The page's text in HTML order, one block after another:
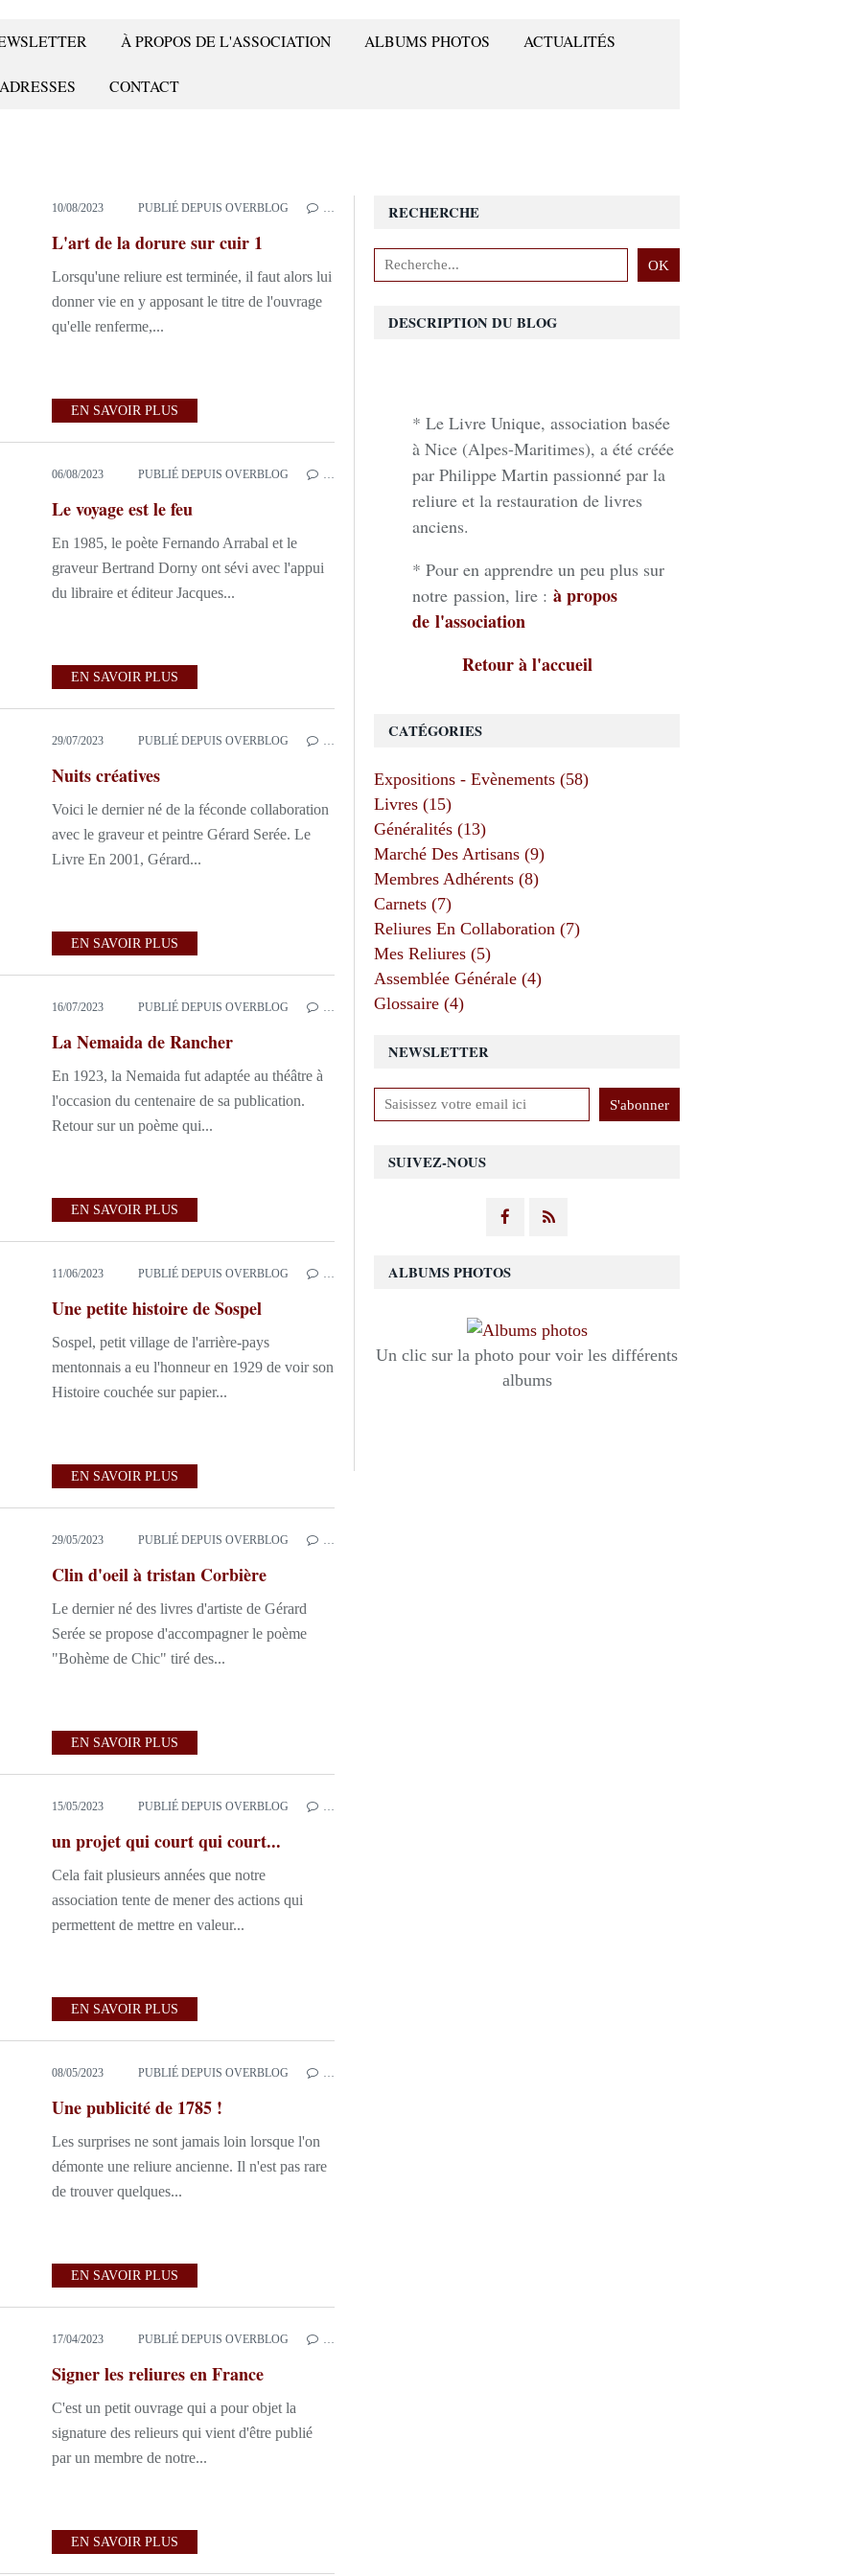
À PROPOS DE L'ASSOCIATION ALBUMS PHOTOS ACTUALITÉS
CONTACT
10/08/2023 PUBLIÉ DEPUIS OVERBLOG …
L'art de la dorure sur cuir 1
Lorsqu'une reliure est terminée, il faut alors lui
donner vie en y apposant le titre de l'ouvrage
qu'elle renferme,...
EN SAVOIR PLUS
06/08/2023 PUBLIÉ DEPUIS OVERBLOG …
Le voyage est le feu
En 1985, le poète Fernando Arrabal et le
graveur Bertrand Dorny ont sévi avec l'appui
du libraire et éditeur Jacques...
EN SAVOIR PLUS
29/07/2023 PUBLIÉ DEPUIS OVERBLOG …
Nuits créatives
Voici le dernier né de la féconde collaboration
avec le graveur et peintre Gérard Serée. Le
Livre En 2001, Gérard...
EN SAVOIR PLUS
16/07/2023 PUBLIÉ DEPUIS OVERBLOG …
La Nemaida de Rancher
En 1923, la Nemaida fut adaptée au théâtre à
l'occasion du centenaire de sa publication.
Retour sur un poème qui...
EN SAVOIR PLUS
11/06/2023 PUBLIÉ DEPUIS OVERBLOG …
Une petite histoire de Sospel
Sospel, petit village de l'arrière-pays
mentonnais a eu l'honneur en 1929 de voir son
Histoire couchée sur papier...
EN SAVOIR PLUS
29/05/2023 PUBLIÉ DEPUIS OVERBLOG …
Clin d'oeil à tristan Corbière
Le dernier né des livres d'artiste de Gérard
Serée se propose d'accompagner le poème
"Bohème de Chic" tiré des...
EN SAVOIR PLUS
15/05/2023 PUBLIÉ DEPUIS OVERBLOG …
un projet qui court qui court...
Cela fait plusieurs années que notre
association tente de mener des actions qui
permettent de mettre en valeur...
EN SAVOIR PLUS
08/05/2023 PUBLIÉ DEPUIS OVERBLOG …
Une publicité de 1785 !
Les surprises ne sont jamais loin lorsque l'on
démonte une reliure ancienne. Il n'est pas rare
de trouver quelques...
EN SAVOIR PLUS
17/04/2023 PUBLIÉ DEPUIS OVERBLOG …
Signer les reliures en France
C'est un petit ouvrage qui a pour objet la
signature des relieurs qui vient d'être publié
par un membre de notre...
EN SAVOIR PLUS
NEWSLETTER
SUIVEZ-NOUS
RECHERCHE
CATÉGORIES
Expositions - Evènements (58)
Livres (15)
Généralités (13)
Marché Des Artisans (9)
Membres Adhérents (8)
Carnets (7)
Reliures En Collaboration (7)
Mes Reliures (5)
Assemblée Générale (4)
Glossaire (4)
DESCRIPTION DU BLOG
* Le Livre Unique, association basée
à Nice (Alpes-Maritimes), a été créée
par Philippe Martin passionné par la
reliure et la restauration de livres
anciens.
* Pour en apprendre un peu plus sur
notre passion, lire : à propos
de l'association
Retour à l'accueil
ALBUMS PHOTOS
Un clic sur la photo pour voir les différents
albums